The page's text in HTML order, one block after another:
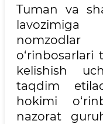
Tuman va
kelishish
taqdim
hokimi
nazorat